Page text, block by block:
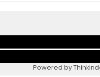
Powered by